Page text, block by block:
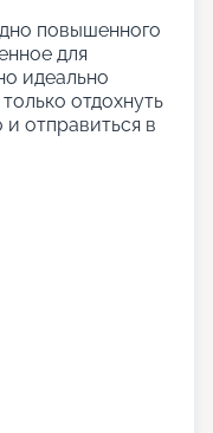
повышенного
для
идеально
отдохнуть
отправиться в
при этом
могут
Европе, Южной
маршруты и